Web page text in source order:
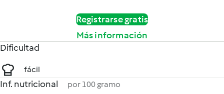
Registrarse gratis
Más información
Dificultad
fácil
Inf. nutricional por 100 gramo